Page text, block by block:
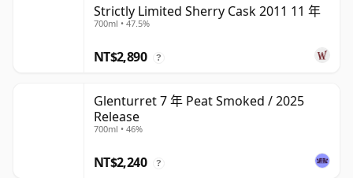
Strictly Limited Sherry Cask 2011 11 年
700ml • 47.5%
NT$2,890 ?
Glenturret 7 年 Peat Smoked / 2025
Release
700ml • 46%
NT$2,240 ?